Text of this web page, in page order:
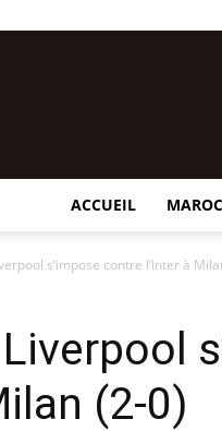
ACCUEIL MAROC
s’impose contre l’Inter à
(2-0)